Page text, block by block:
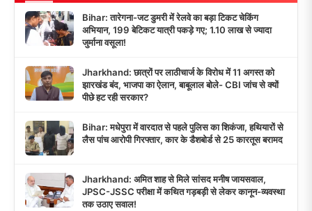
Bihar: तारेगना-जट डुमरी में रेलवे का बड़ा टिकट चेकिंग
अभियान, 199 बेटिकट यात्री पकड़े गए; 1.10 लाख से ज्यादा
जुर्माना वसूला!
Jharkhand: छात्रों पर लाठीचार्ज के विरोध में 11 अगस्त को
झारखंड बंद, भाजपा का ऐलान, बाबूलाल बोले- CBI जांच से क्यों
पीछे हट रही सरकार?
Bihar: मधेपुरा में वारदात से पहले पुलिस का शिकंजा, हथियारों से
लैस पांच आरोपी गिरफ्तार, कार के डैशबोर्ड से 25 कारतूस बरामद
Jharkhand: अमित शाह से मिले सांसद मनीष जायसवाल,
JPSC-JSSC परीक्षा में कथित गड़बड़ी से लेकर कानून-व्यवस्था
तक उठाए सवाल!